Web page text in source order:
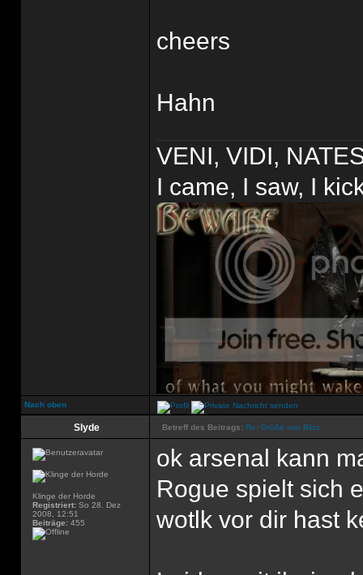
cheers
Hahn
VENI, VIDI,
I came, I saw, I
Nach oben
Slyde Betreff des Beitrags: Re: Grüße von Blizz
Klinge der Horde
Registriert: So 28. Dez
2008, 12:51
Beiträge: 455
ok arsenal kann
Rogue spielt sich
wotlk vor dir hast